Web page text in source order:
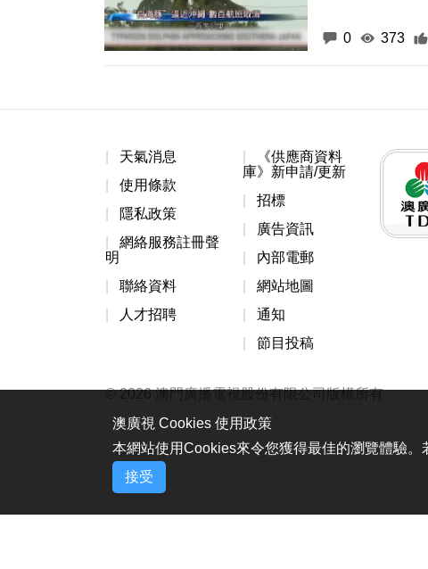
0 373
天氣消息
使用條款
隱私政策
網絡服務註冊聲
明
聯絡資料
人才招聘
《供應商資料
庫》新申請/更新
招標
廣告資訊
內部電郵
網站地圖
通知
節目投稿
© 2026 澳門廣播電視股份有限公司版權所有
澳廣視 Cookies 使用政策
本網站使用Cookies來令您獲得最佳的瀏覽體驗
接受